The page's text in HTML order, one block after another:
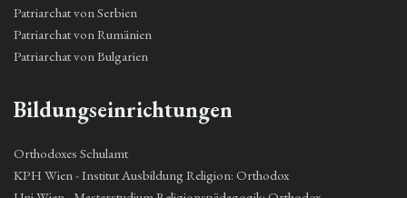
Patriarchat von Serbien
Patriarchat von Rumänien
Patriarchat von Bulgarien
Bildungseinrichtungen
Orthodoxes Schulamt
KPH Wien - Institut Ausbildung Religion: Orthodox